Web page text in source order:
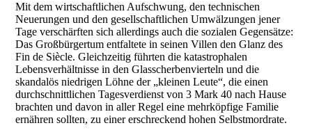
Mit dem wirtschaftlichen Aufschwung, den technischen
Neuerungen und den gesellschaftlichen Umwälzungen jener
Tage verschärften sich allerdings auch die sozialen Gegensätze:
Das Großbürgertum entfaltete in seinen Villen den Glanz des
Fin de Siècle. Gleichzeitig führten die katastrophalen
Lebensverhältnisse in den Glasscherbenvierteln und die
skandalös niedrigen Löhne der „kleinen Leute“, die einen
durchschnittlichen Tagesverdienst von 3 Mark 40 nach Hause
brachten und davon in aller Regel eine mehrköpfige Familie
ernähren sollten, zu einer erschreckend hohen Selbstmordrate.